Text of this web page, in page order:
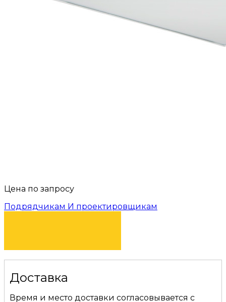
Цена по запросу
Подрядчикам И проектировщикам
Доставка
Время и место доставки согласовывается с